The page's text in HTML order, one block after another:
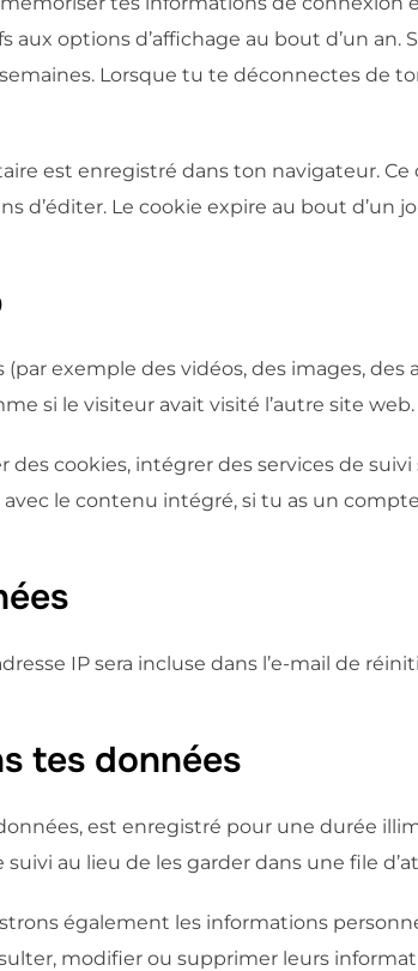
options d’affichage au bout d’un an.
Lorsque tu te déconnectes de
est enregistré dans ton navigateur.
d’éditer. Le cookie expire au bout d’un
exemple des vidéos, des images, des
si le visiteur avait visité l’autre site web.
cookies, intégrer des services de
le contenu intégré, si tu as un
IP sera incluse dans l’e-mail de
tes données
est enregistré pour une durée
au lieu de les garder dans une file
également les informations
modifier ou supprimer leurs